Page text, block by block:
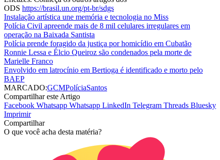
ODS https://brasil.un.org/pt-br/sdgs
Instalação artística une memória e tecnologia no Miss
Polícia Civil apreende mais de 8 mil celulares irregulares em
operação na Baixada Santista
Polícia prende foragido da justiça por homicídio em Cubatão
Ronnie Lessa e Élcio Queiroz são condenados pela morte de
Marielle Franco
Envolvido em latrocínio em Bertioga é identificado e morto pelo
BAEP
MARCADO:GCMPolíciaSantos
Compartilhar este Artigo
Facebook Whatsapp Whatsapp LinkedIn Telegram Threads Bluesky
Imprimir
Compartilhar
O que você acha desta matéria?